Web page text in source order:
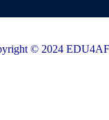
© 2024